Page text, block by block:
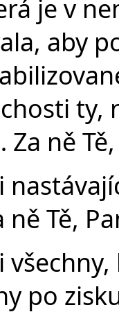
je v
aby
ty,
ně
Tě,
po